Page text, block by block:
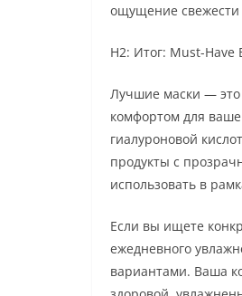
ощущение
H2: Итог: Must-
Лучшие маски — это
комфортом для
гиалуроновой
продукты с
использовать в
Если вы ищете
ежедневного
вариантами. Ваша